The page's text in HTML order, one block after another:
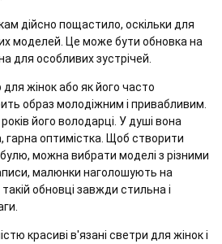
дійсно пощастило, оскільки для
моделей. Це може бути обновка на
для особливих зустрічей.
жінок або як його часто
образ молодіжним і привабливим.
його володарці. У душі вона
оптимістка. Щоб створити
можна вибрати моделі з різними
малюнки наголошують на
обновці завжди стильна і
красиві в'язані светри для жінок і